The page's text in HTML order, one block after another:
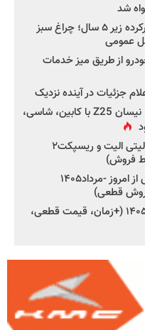
شد
صدور مجوز واردات اتوبوس‌های کارکرده زیر ۵ سال؛ چراغ سبز
عمومی
از طریق میز خدمات
جزئیات در آینده نزدیک
جزئیات جدید از پروژه Z25 زامیاد؛ نیسان Z25 با کابین، شاسی،
شروع فروش بدون قرعه‌کشی فیدلیتی الیت و ریسپکت۲
شروع ثبت‌نام چانگان CS۵۵ پلاس از امروز -مرداد۱۴۰۵
قطعی)
شروع فروش کیا اسپورتیج -مرداد۱۴۰۵ (+زمان، قیمت قطعی،